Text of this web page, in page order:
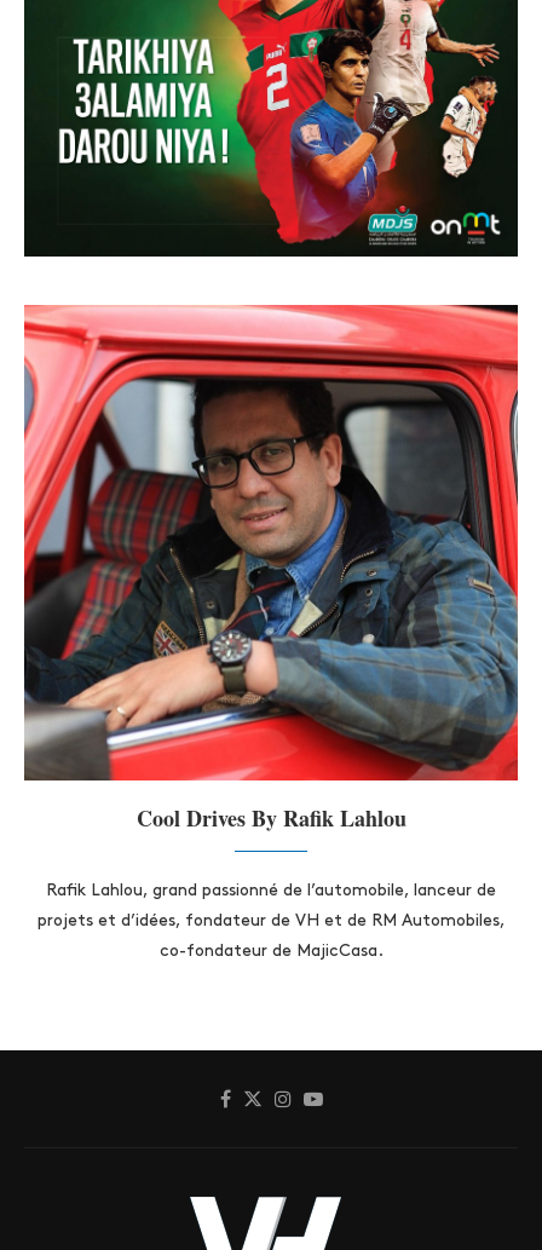
Cool Drives By Rafik Lahlou
Rafik Lahlou, grand passionné de l’automobile, lanceur de
projets et d’idées, fondateur de VH et de RM Automobiles,
co-fondateur de MajicCasa.